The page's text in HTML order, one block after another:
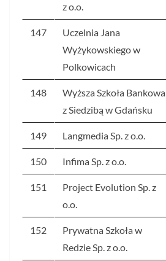
z o.o.
147
Uczelnia Jana
Wyżykowskiego w
Polkowicach
148
Wyższa Szkoła Bankowa
z Siedzibą w Gdańsku
149 Langmedia Sp. z o.o.
150 Infima Sp. z o.o.
151
Project Evolution Sp. z
o.o.
152
Prywatna Szkoła w
Redzie Sp. z o.o.